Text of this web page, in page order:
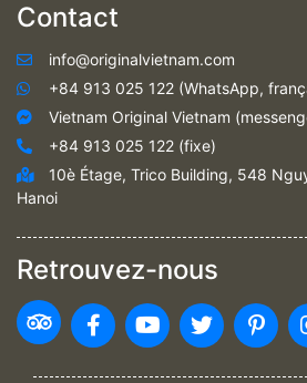
Contact
info@originalvietnam.com
+84 913 025 122 (WhatsApp,
Vietnam Original Vietnam
+84 913 025 122 (fixe)
10è Étage, Trico Building, 548
Hanoi
Retrouvez-nous